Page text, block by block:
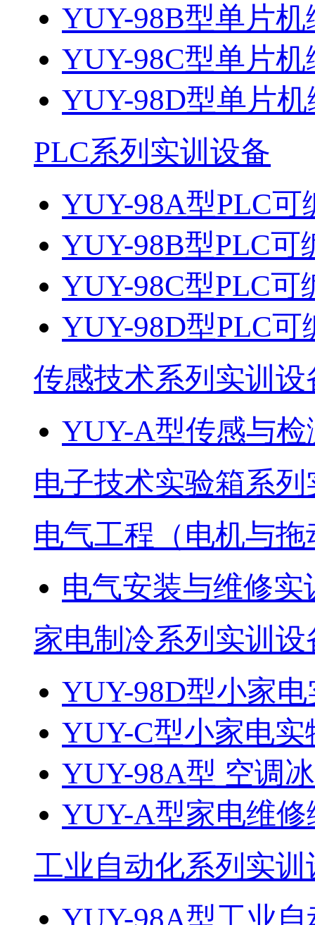
YUY-98B型单片
YUY-98C型单片
YUY-98D型单片
PLC系列实训设备
YUY-98A型PLC
YUY-98B型PLC
YUY-98C型PLC
YUY-98D型PLC
传感技术系列实训设
YUY-A型传感与
电子技术实验箱系
电气工程（电机与
电气安装与维修实
家电制冷系列实训设
YUY-98D型小家
YUY-C型小家电
YUY-98A型 空调
YUY-A型家电维
工业自动化系列实训
YUY-98A型工业